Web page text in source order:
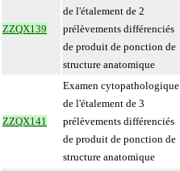
ZZQX139
de l'étalement de 2
prélèvements différenciés
de produit de ponction de
structure anatomique
ZZQX141
Examen cytopathologique
de l'étalement de 3
prélèvements différenciés
de produit de ponction de
structure anatomique